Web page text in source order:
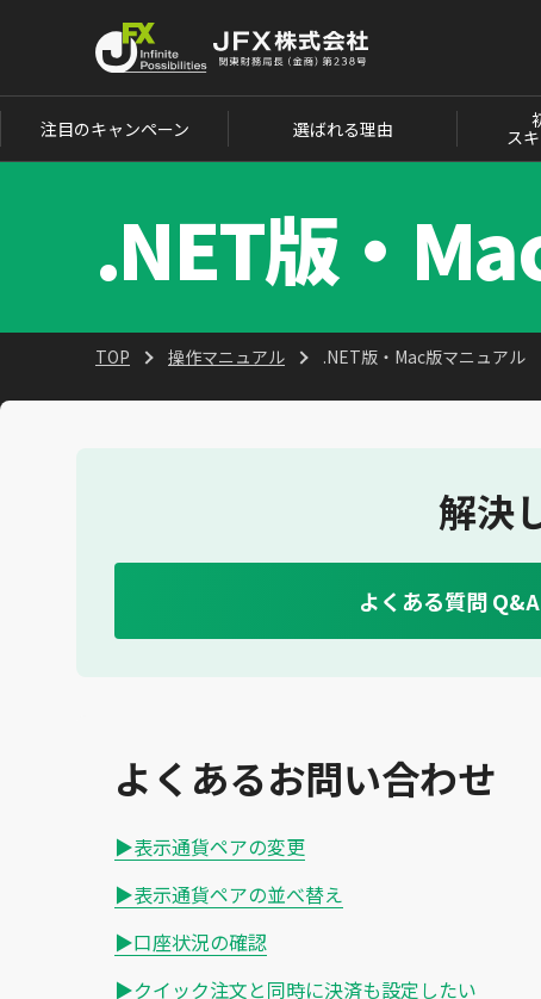
注目のキャンペーン 選ばれる理由 ス
.NET版・
TOP 操作マニュアル .NET版・Mac版マニュアル
解決
よくある質問 Q&A
よくあるお問い合わせ
▶表示通貨ペアの変更
▶表示通貨ペアの並べ替え
▶口座状況の確認
▶クイック注文と同時に決済も設定したい